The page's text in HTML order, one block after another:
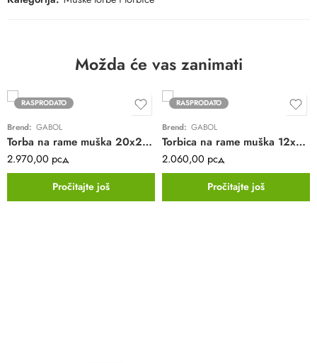
Možda će vas zanimati
RASPRODATO
Brend: GABOL
Torba na rame muška 20x24x8 cm Crony ECO
2.970,00 рсд
Pročitajte još
RASPRODATO
Brend: GABOL
Torbica na rame muška 12x17x2 cm Saturno
2.060,00 рсд
Pročitajte još